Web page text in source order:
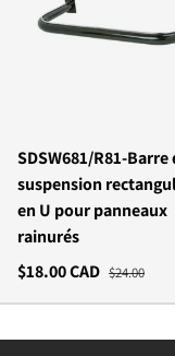
SDSW681/R81-Barre
suspension
en U pour panneaux
rainurés
$18.00 CAD $24.00